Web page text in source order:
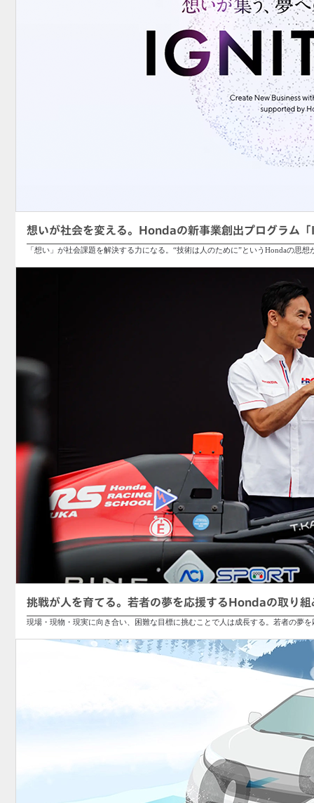
想いが社会を変える。Hondaの新事業創出プログラム
「想い」が社会課題を解決する力になる。“技術は人のために”というHondaの思
挑戦が人を育てる。若者の夢を応援するHondaの取り組
現場・現物・現実に向き合い、困難な目標に挑むことで人は成長する。若者の夢